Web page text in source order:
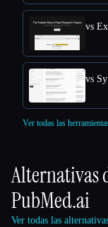
vs
Ver todas las
Alternativas
PubMed.ai
Ver todas las